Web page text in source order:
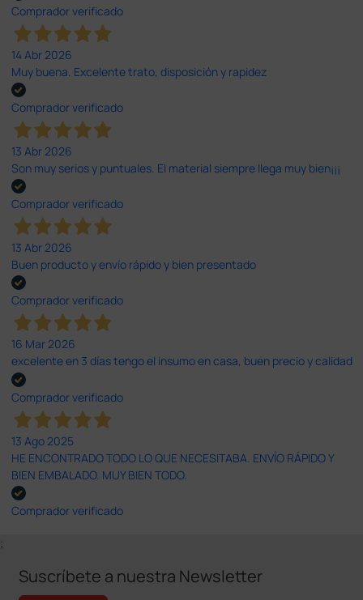
Comprador verificado
14 Abr 2026
Muy buena. Excelente trato, disposición y rapidez
Comprador verificado
13 Abr 2026
Son muy serios y puntuales. El material siempre llega muy bien¡¡¡
Comprador verificado
13 Abr 2026
Buen producto y envío rápido y bien presentado
Comprador verificado
16 Mar 2026
excelente en 3 días tengo el insumo en casa, buen precio y calidad
Comprador verificado
13 Ago 2025
HE ENCONTRADO TODO LO QUE NECESITABA. ENVÍO RÁPIDO Y
BIEN EMBALADO. MUY BIEN TODO.
Comprador verificado
;
Suscríbete a nuestra Newsletter